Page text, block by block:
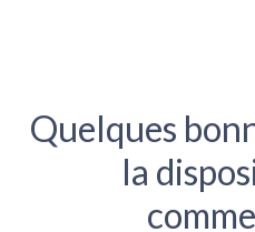
Quelques
la